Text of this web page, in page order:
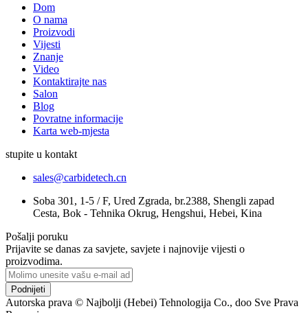
Dom
O nama
Proizvodi
Vijesti
Znanje
Video
Kontaktirajte nas
Salon
Blog
Povratne informacije
Karta web-mjesta
stupite u kontakt
sales@carbidetech.cn
Soba 301, 1-5 / F, Ured Zgrada, br.2388, Shengli zapad
Cesta, Bok - Tehnika Okrug, Hengshui, Hebei, Kina
Pošalji poruku
Prijavite se danas za savjete, savjete i najnovije vijesti o
proizvodima.
Podnijeti
Autorska prava © Najbolji (Hebei) Tehnologija Co., doo Sve Prava